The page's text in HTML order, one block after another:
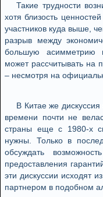
Такие трудности
хотя близость
участников куда выше,
разрыв между
большую асимметрию
может рассчитывать на
– несмотря на
В Китае же
времени почти не
страны еще с 1980-х
нужны. Только в
обсуждать
предоставления
эти дискуссии исходят
партнером в подобном